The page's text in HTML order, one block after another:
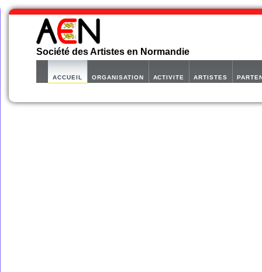
Société des Artistes en Normandie
ACCUEIL ORGANISATION ACTIVITE ARTISTES